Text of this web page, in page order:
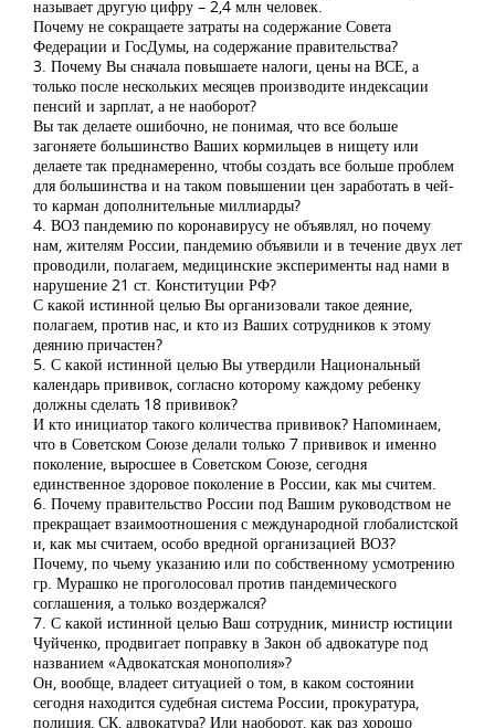
называет другую цифру – 2,4 млн человек.
Почему не сокращаете затраты на содержание Совета
Федерации и ГосДумы, на содержание правительства?
3. Почему Вы сначала повышаете налоги, цены на ВСЕ, а
только после нескольких месяцев производите индексации
пенсий и зарплат, а не наоборот?
Вы так делаете ошибочно, не понимая, что все больше
загоняете большинство Ваших кормильцев в нищету или
делаете так преднамеренно, чтобы создать все больше проблем
для большинства и на таком повышении цен заработать в чей-
то карман дополнительные миллиарды?
4. ВОЗ пандемию по коронавирусу не объявлял, но почему
нам, жителям России, пандемию объявили и в течение двух лет
проводили, полагаем, медицинские эксперименты над нами в
нарушение 21 ст. Конституции РФ?
С какой истинной целью Вы организовали такое деяние,
полагаем, против нас, и кто из Ваших сотрудников к этому
деянию причастен?
5. С какой истинной целью Вы утвердили Национальный
календарь прививок, согласно которому каждому ребенку
должны сделать 18 прививок?
И кто инициатор такого количества прививок? Напоминаем,
что в Советском Союзе делали только 7 прививок и именно
поколение, выросшее в Советском Союзе, сегодня
единственное здоровое поколение в России, как мы считем.
6. Почему правительство России под Вашим руководством не
прекращает взаимоотношения с международной глобалистской
и, как мы считаем, особо вредной организацией ВОЗ?
Почему, по чьему указанию или по собственному усмотрению
гр. Мурашко не проголосовал против пандемического
соглашения, а только воздержался?
7. С какой истинной целью Ваш сотрудник, министр юстиции
Чуйченко, продвигает поправку в Закон об адвокатуре под
названием «Адвокатская монополия»?
Он, вообще, владеет ситуацией о том, в каком состоянии
сегодня находится судебная система России, прокуратура,
полиция, СК, адвокатура? Или наоборот, как раз хорошо